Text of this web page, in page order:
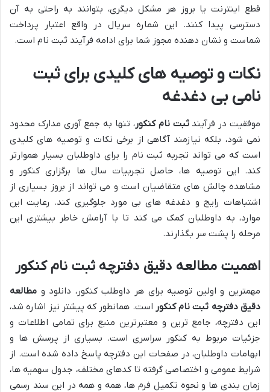
قطع اینترنت یا بروز هر مشکل دیگری، بتوانند به راحتی به آن
دسترسی پیدا کنند. این شماره سریال در واقع اعتبار پرداخت
شماست و نشان دهنده مجوز شما برای ادامه فرآیند ثبت نام است.
نکات و توصیه های کلیدی برای ثبت
نامی بی دغدغه
موفقیت در فرآیندثبت نام کنکور، تنها به جمع آوری مدارک محدود
نمی شود، بلکه نیازمند آگاهی از برخی نکات و توصیه های کلیدی
است که می تواند تجربه ثبت نام را برای داوطلبان بسیار هموارتر
کند. این توصیه ها، حاصل تجربیات سال ها برگزاری کنکور و
مشاهده چالش های متقاضیان است و می تواند از بروز بسیاری از
اشتباهات رایج و دغدغه های بی مورد جلوگیری کند. رعایت این
موارد، به داوطلبان کمک می کند تا با آرامش خاطر بیشتری این
مرحله را پشت سر بگذارند.
اهمیت مطالعه دقیق دفترچه ثبت نام کنکور
مهمترین و اولین توصیه برای هر داوطلب کنکور، دانلود و مطالعه
دقیق دفترچه ثبت نام کنکور است. همانطور که پیشتر نیز اشاره شد،
این دفترچه، جامع ترین و معتبرترین منبع برای تمامی اطلاعات و
جزئیات مربوط به کنکور سراسری است. بسیاری از پرسش ها و
ابهامات داوطلبان، در صفحات این دفترچه پاسخ داده شده است. از
شرایط عمومی و اختصاصی گرفته تا کدهای مختلف، جدول سهمیه ها،
زمان بندی ها و نحوه تکمیل فرم ها، همه و همه در این سند رسمی